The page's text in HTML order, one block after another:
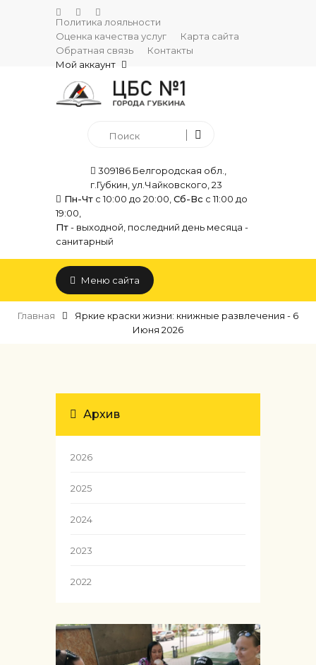
Политика лояльности
Оценка качества услуг
Карта сайта
Обратная связь
Контакты
Мой аккаунт
309186 Белгородская обл.,
г.Губкин, ул.Чайковского, 23
Пн-Чт с 10:00 до 20:00, Сб-Вс с 11:00 до
19:00,
Пт- выходной, последний день месяца -
санитарный
Меню сайта
Главная
Яркие краски жизни: книжные развлечения - 6
Июня 2026
Архив
2026
2025
2024
2023
2022